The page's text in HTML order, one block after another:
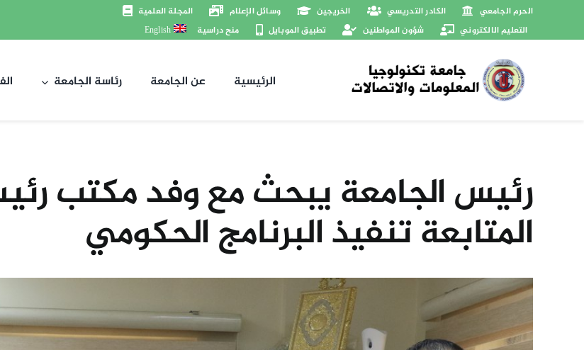
الحرم الجامعي الكادر التدريسي الخريجين وسائل الإعلام
المجلة العلمية
التعليم الالكتروني
شؤون المواطنين تطبيق الموبايل منح دراسية English
الرئيسية عن الجامعة رئاسة الجامعة
رئيس الجامعة يبحث مع وفد مكتب
المتابعة تنفيذ البرنامج الحكومي
View
Larger
Image